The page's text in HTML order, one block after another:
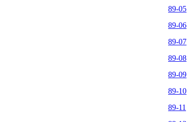
89-05
89-06
89-07
89-08
89-09
89-10
89-11